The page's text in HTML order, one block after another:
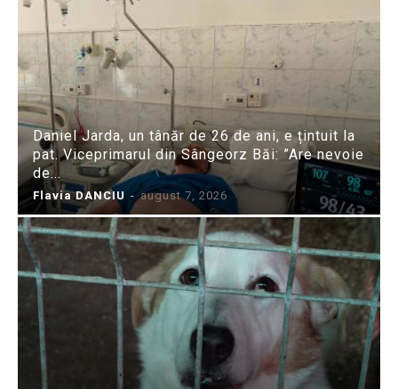
Daniel Jarda, un tânăr de 26 de ani, e țintuit la
pat. Viceprimarul din Sângeorz Băi: ”Are nevoie
de...
Flavia DANCIU - august 7, 2026